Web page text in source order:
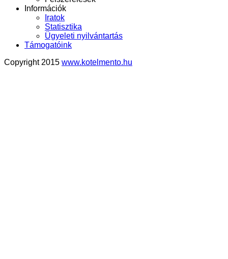
Információk
Iratok
Statisztika
Ügyeleti nyilvántartás
Támogatóink
Copyright 2015 www.kotelmento.hu